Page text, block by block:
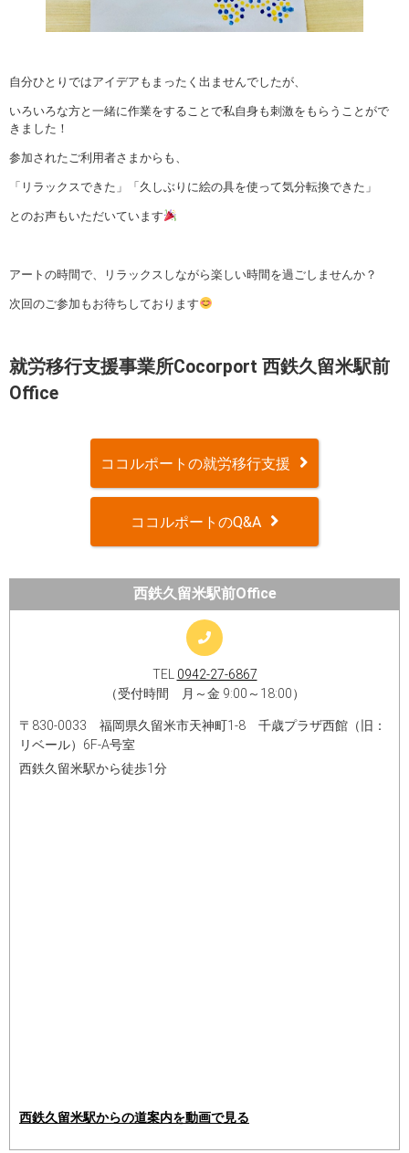
自分ひとりではアイデアもまったく出ませんでしたが、
いろいろな方と一緒に作業をすることで私自身も刺激をもらうことがで
きました！
参加されたご利用者さまからも、
「リラックスできた」「久しぶりに絵の具を使って気分転換できた」
とのお声もいただいています
アートの時間で、リラックスしながら楽しい時間を過ごしませんか？
次回のご参加もお待ちしております
就労移行支援事業所Cocorport 西鉄久留米駅前
Office
ココルポートの就労移行支援
ココルポートのQ&A
西鉄久留米駅前Office
TEL 0942-27-6867
（受付時間 月～金 9:00～18:00）
〒830-0033 福岡県久留米市天神町1-8 千歳プラザ西館（旧：
リベール）6F-A号室
西鉄久留米駅から徒歩1分
西鉄久留米駅からの道案内を動画で見る